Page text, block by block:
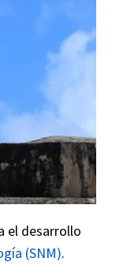
el desarrollo
(SNM).